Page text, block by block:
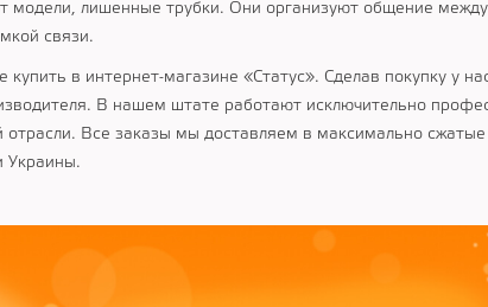
модели, лишенные трубки. Они организуют общение
связи.
в интернет-магазине «Статус». Сделав покупку у
В нашем штате работают исключительно
отрасли. Все заказы мы доставляем в максимально
Украины.